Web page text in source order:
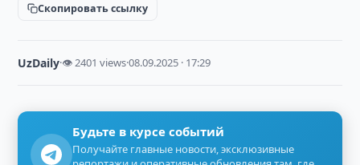
Скопировать ссылку
UzDaily·👁 2401 views·08.09.2025 · 17:29
Будьте в курсе событий
Получайте главные новости, эксклюзивные